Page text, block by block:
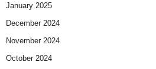
January 2025
December 2024
November 2024
October 2024